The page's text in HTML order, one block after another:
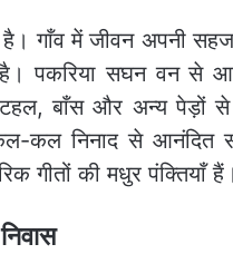
है। गाँव में जीवन अपनी
पकरिया सघन वन से
बाँस और अन्य पेड़ों से
निनाद से आनंदित
गीतों की मधुर पंक्तियाँ हैं।